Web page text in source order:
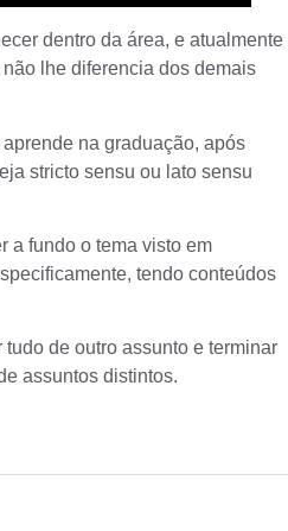
dentro da área, e atualmente
lhe diferencia dos demais
na graduação, após
stricto sensu ou lato sensu
a fundo o tema visto em
tendo conteúdos
de outro assunto e terminar
assuntos distintos.